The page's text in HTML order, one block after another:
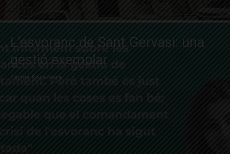
L’esvoranc de Sant Gervasi: una
gestió exemplar
Carme Rocamora